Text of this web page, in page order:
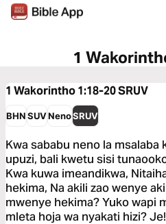
1
1 Wakorintho 1:18-20SRUV
BHNSUVNenoSRUV
Kwa sababu neno la msalaba
upuzi, bali kwetu sisi
Kwa kuwa imeandikwa,
hekima, Na akili zao wenye
mwenye hekima? Yuko wapi
mleta hoja wa nyakati hizi?